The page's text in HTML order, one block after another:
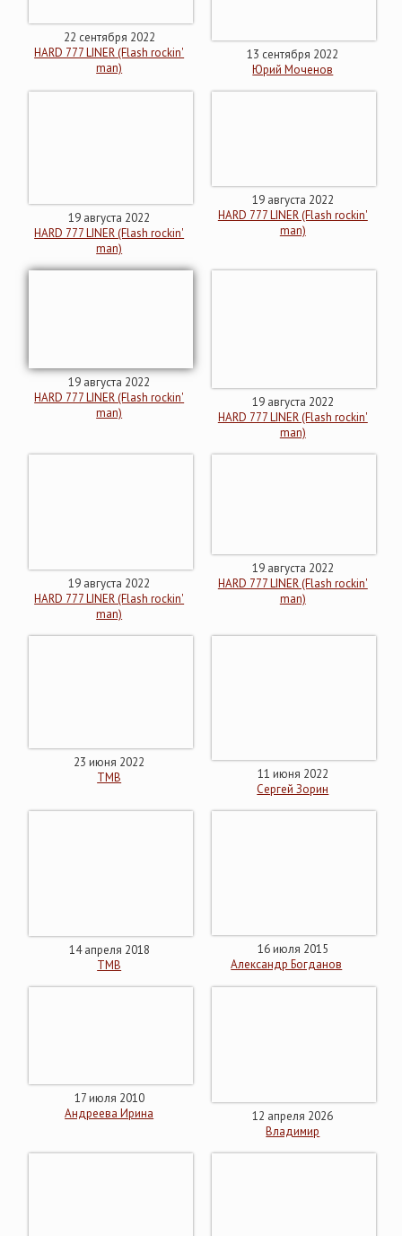
22 сентября 2022
HARD 777 LINER (Flash rockin'
man)
13 сентября 2022
Юрий Моченов
19 августа 2022
HARD 777 LINER (Flash rockin'
man)
19 августа 2022
HARD 777 LINER (Flash rockin'
man)
19 августа 2022
HARD 777 LINER (Flash rockin'
man)
19 августа 2022
HARD 777 LINER (Flash rockin'
man)
19 августа 2022
HARD 777 LINER (Flash rockin'
man)
19 августа 2022
HARD 777 LINER (Flash rockin'
man)
23 июня 2022
ТМВ
11 июня 2022
Сергей Зорин
14 апреля 2018
ТМВ
16 июля 2015
Александр Богданов
17 июля 2010
Андреева Ирина
12 апреля 2026
Владимир